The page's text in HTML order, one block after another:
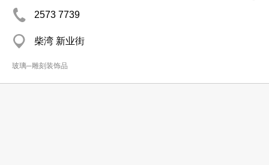
2573 7739
柴湾 新业街
玻璃─雕刻装饰品